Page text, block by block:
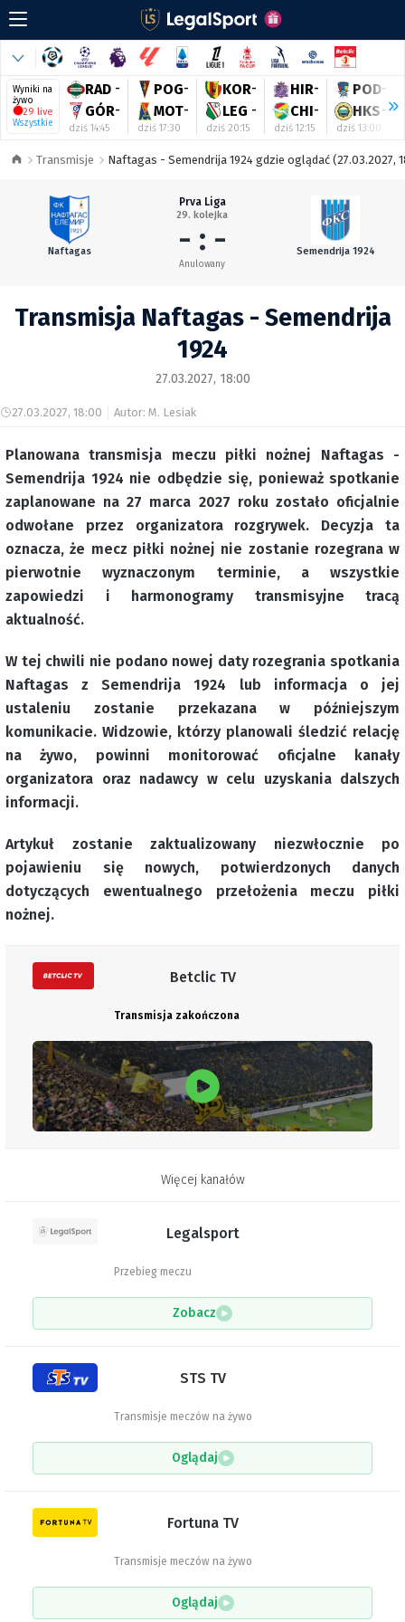
Wyniki na
żywo
29 live
Wszystkie
RAD -
GÓR-
dziś 14:45
POG-
MOT-
dziś 17:30
KOR-
LEG -
dziś 20:15
HIR-
CHI-
dziś 12:15
POD-
HKS-
dziś 13:00
Transmisje Naftagas - Semendrija 1924 gdzie oglądać (27.03.2027,
Naftagas
Prva Liga
29. kolejka
- : -
Anulowany
Semendrija 1924
Transmisja Naftagas - Semendrija
1924
27.03.2027, 18:00
27.03.2027, 18:00 Autor: M. Lesiak
Planowana transmisja meczu piłki nożnej Naftagas -
Semendrija 1924 nie odbędzie się, ponieważ spotkanie
zaplanowane na 27 marca 2027 roku zostało oficjalnie
odwołane przez organizatora rozgrywek. Decyzja ta
oznacza, że mecz piłki nożnej nie zostanie rozegrana w
pierwotnie wyznaczonym terminie, a wszystkie
zapowiedzi i harmonogramy transmisyjne tracą
aktualność.
W tej chwili nie podano nowej daty rozegrania spotkania
Naftagas z Semendrija 1924 lub informacja o jej
ustaleniu zostanie przekazana w późniejszym
komunikacie. Widzowie, którzy planowali śledzić relację
na żywo, powinni monitorować oficjalne kanały
organizatora oraz nadawcy w celu uzyskania dalszych
informacji.
Artykuł zostanie zaktualizowany niezwłocznie po
pojawieniu się nowych, potwierdzonych danych
dotyczących ewentualnego przełożenia meczu piłki
nożnej.
Betclic TV
Transmisja zakończona
Więcej kanałów
Legalsport
Przebieg meczu
Zobacz
STS TV
Transmisje meczów na żywo
Oglądaj
Fortuna TV
Transmisje meczów na żywo
Oglądaj